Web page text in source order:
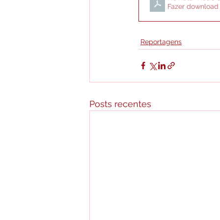
Fazer download
Reportagens
Posts recentes